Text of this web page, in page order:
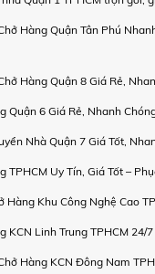
Hàng Quận Tân Phú
Hàng Quận 8 Giá Rẻ,
Quận 6 Giá Rẻ, Nhanh
Nhà Quận 7 Giá Tốt,
TPHCM Uy Tín, Giá Tốt –
Hàng Khu Công Nghệ Cao
KCN Linh Trung TPHCM 24/
Hàng KCN Đông Nam